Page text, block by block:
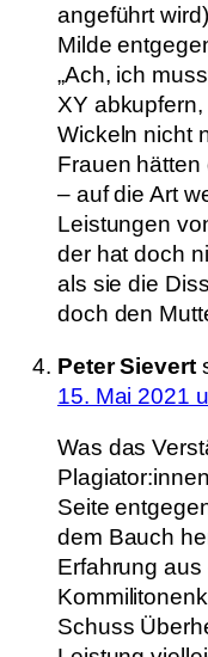
angeführt
Milde
„Ach, ich
XY
Wickeln nicht
Frauen
– auf die Art
Leistungen
der hat doch
als sie die
doch den
Peter Sievert
15. Mai 2021
Was das
Seite
dem Bauch
Erfahrung
Schuss